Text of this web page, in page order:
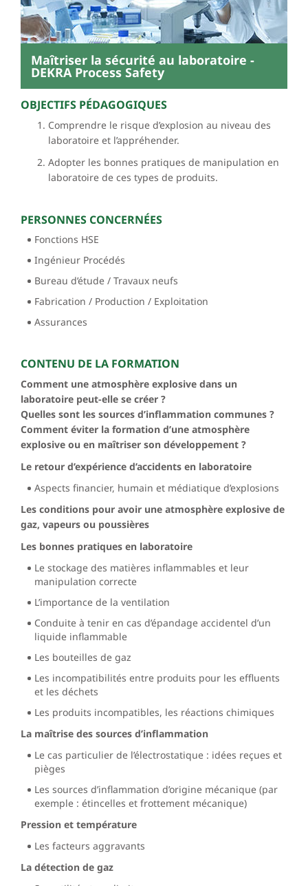
Maîtriser la sécurité au laboratoire -
DEKRA Process Safety
OBJECTIFS PÉDAGOGIQUES
Comprendre le risque d’explosion au niveau des
laboratoire et l’appréhender.
Adopter les bonnes pratiques de manipulation en
laboratoire de ces types de produits.
PERSONNES CONCERNÉES
Fonctions HSE
Ingénieur Procédés
Bureau d’étude / Travaux neufs
Fabrication / Production / Exploitation
Assurances
CONTENU DE LA FORMATION
Comment une atmosphère explosive dans un
laboratoire peut-elle se créer ?
Quelles sont les sources d’inflammation communes ?
Comment éviter la formation d’une atmosphère
explosive ou en maîtriser son développement ?
Le retour d’expérience d’accidents en laboratoire
Aspects financier, humain et médiatique d’explosions
Les conditions pour avoir une atmosphère explosive de
gaz, vapeurs ou poussières
Les bonnes pratiques en laboratoire
Le stockage des matières inflammables et leur
manipulation correcte
L’importance de la ventilation
Conduite à tenir en cas d’épandage accidentel d’un
liquide inflammable
Les bouteilles de gaz
Les incompatibilités entre produits pour les effluents
et les déchets
Les produits incompatibles, les réactions chimiques
La maîtrise des sources d’inflammation
Le cas particulier de l’électrostatique : idées reçues et
pièges
Les sources d’inflammation d’origine mécanique (par
exemple : étincelles et frottement mécanique)
Pression et température
Les facteurs aggravants
La détection de gaz